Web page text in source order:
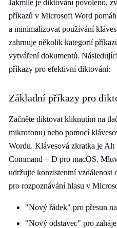
Jakmile je diktování povoleno,
příkazů v Microsoft Word
a minimalizovat používání
zahrnuje několik kategorií
vytváření dokumentů.
příkazy pro efektivní diktování:
Základní příkazy pro
Začněte diktovat kliknutím na
mikrofonu) nebo pomocí
Wordu. Klávesová zkratka je
Command + D pro macOS.
udržujte konzistentní
pro rozpoznávání hlasu v
"Nový řádek" pro přesun
"Nový odstavec" pro